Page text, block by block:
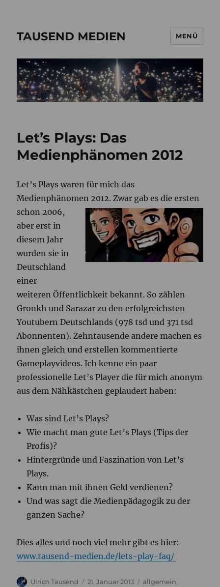
TAUSEND MEDIEN MENÜ
Let’s Plays: Das
Medienphänomen 2012
Let’s Plays waren für mich das
Medienphänomen 2012. Zwar gab es die ersten
schon 2006,
aber erst in
diesem Jahr
wurden sie in
Deutschland
einer
weiteren Öffentlichkeit bekannt. So zählen
Gronkh und Sarazar zu den erfolgreichsten
Youtubern Deutschlands (978 tsd und 371 tsd
Abonnenten). Zehntausende andere machen es
ihnen gleich und erstellen kommentierte
Gameplayvideos. Ich kenne ein paar
professionelle Let’s Player die für mich anonym
aus dem Nähkästchen geplaudert haben:
Was sind Let’s Plays?
Wie macht man gute Let’s Plays (Tips der
Profis)?
Hintergründe und Faszination von Let’s
Plays.
Kann man mit ihnen Geld verdienen?
Und was sagt die Medienpädagogik zu der
ganzen Sache?
Dies alles und noch viel mehr gibt es hier:
www.tausend-medien.de/lets-play-faq/
Autor
Ulrich Tausend
Veröffentlicht
21. Januar 2013 Kategorien
allgemein,